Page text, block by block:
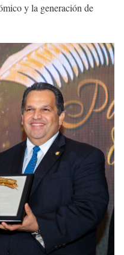
y la generación de